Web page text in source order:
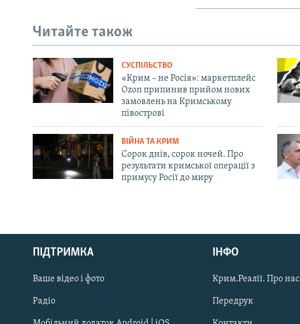
Русский
Qırımtatar
ДОЛУЧАЙСЯ!
Читайте також
СУСПІЛЬСТВО
«Крим – не Росія»: маркетплейс
Ozon припинив прийом нових
замовлень на Кримському
півострові
ВІЙНА ТА КРИМ
Сорок днів, сорок ночей. Про
результати кримської операції з
примусу Росії до миру
ПІДТРИМКА
Ваше відео і фото
Радіо
ІНФО
Крим.Реалії. Про нас
Передрук